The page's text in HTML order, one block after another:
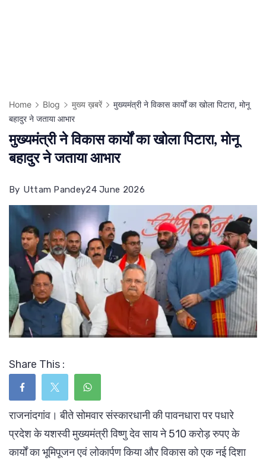
Home Blog मुख्य ख़बरें
मुख्यमंत्री ने विकास कार्यों का खोला पिटारा, मोनू
बहादुर ने जताया आभार
मुख्यमंत्री ने विकास कार्यों का खोला पिटारा, मोनू
बहादुर ने जताया आभार
By Uttam Pandey24 June 2026
Share This :
राजनांदगांव। बीते सोमवार संस्कारधानी की पावनधारा पर पधारे
प्रदेश के यशस्वी मुख्यमंत्री विष्णु देव साय ने 510 करोड़ रुपए के
कार्यों का भूमिपूजन एवं लोकार्पण किया और विकास को एक नई दिशा